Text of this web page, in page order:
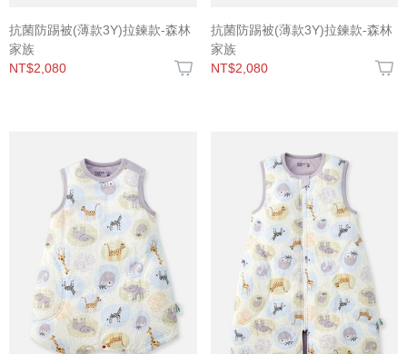
抗菌防踢被(薄款3Y)拉鍊款-森林
家族
NT$2,080
抗菌防踢被(薄款3Y)拉鍊款-森林
家族
NT$2,080